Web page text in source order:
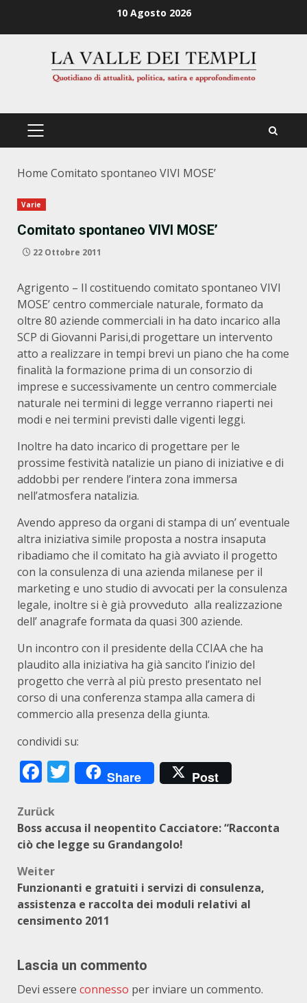
10 Agosto 2026
PRIMÄRES
Home Comitato spontaneo VIVI MOSE’
Varie
Comitato spontaneo VIVI MOSE’
22 Ottobre 2011
Agrigento – Il costituendo comitato spontaneo VIVI
MOSE’ centro commerciale naturale, formato da
oltre 80 aziende commerciali in ha dato incarico alla
SCP di Giovanni Parisi,di progettare un intervento
atto a realizzare in tempi brevi un piano che ha come
finalità la formazione prima di un consorzio di
imprese e successivamente un centro commerciale
naturale nei termini di legge verranno riaperti nei
modi e nei termini previsti dalle vigenti leggi.
Inoltre ha dato incarico di progettare per le
prossime festività natalizie un piano di iniziative e di
addobbi per rendere l’intera zona immersa
nell’atmosfera natalizia.
Avendo appreso da organi di stampa di un’ eventuale
altra iniziativa simile proposta a nostra insaputa
ribadiamo che il comitato ha già avviato il progetto
con la consulenza di una azienda milanese per il
marketing e uno studio di avvocati per la consulenza
legale, inoltre si è già provveduto alla realizzazione
dell’ anagrafe formata da quasi 300 aziende.
Un incontro con il presidente della CCIAA che ha
plaudito alla iniziativa ha già sancito l’inizio del
progetto che verrà al più presto presentato nel
corso di una conferenza stampa alla camera di
commercio alla presenza della giunta.
condividi su:
Facebook
Twitter
Share Post
Beitragsnavigation
Zurück
Boss accusa il neopentito Cacciatore: “Racconta
ciò che legge su Grandangolo!
Weiter
Funzionanti e gratuiti i servizi di consulenza,
assistenza e raccolta dei moduli relativi al
censimento 2011
Lascia un commento
Devi essere connesso per inviare un commento.